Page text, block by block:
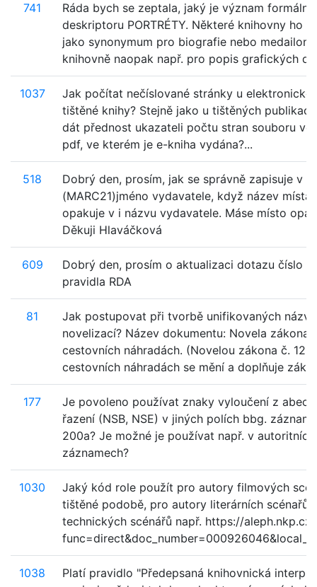
741
Ráda bych se zeptala, jaký je význam
deskriptoru PORTRÉTY. Některé knihovny ho
jako synonymum pro biografie nebo
knihovně naopak např. pro popis grafických
1037
Jak počítat nečíslované stránky u elektronické
tištěné knihy? Stejně jako u tištěných
dát přednost ukazateli počtu stran souboru ve
pdf, ve kterém je e-kniha vydána?...
518
Dobrý den, prosím, jak se správně zapisuje v
(MARC21)jméno vydavatele, když název místa
opakuje v i názvu vydavatele. Máse místo
Děkuji Hlaváčková
609
Dobrý den, prosím o aktualizaci dotazu číslo
pravidla RDA
81
Jak postupovat při tvorbě unifikovaných
novelizací? Název dokumentu: Novela zákona
cestovních náhradách. (Novelou zákona č.
cestovních náhradách se mění a doplňuje
177
Je povoleno používat znaky vyloučení z
řazení (NSB, NSE) v jiných polích bbg.
200a? Je možné je používat např. v autoritních
záznamech?
1030
Jaký kód role použít pro autory filmových
tištěné podobě, pro autory literárních scénařů
technických scénářů např. https://aleph.nkp.cz/
1038
Platí pravidlo "Předepsaná knihovnická